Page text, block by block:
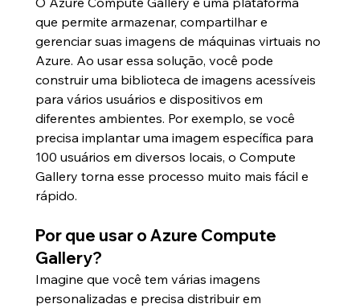
que permite armazenar, compartilhar e
gerenciar suas imagens de máquinas virtuais no
Azure. Ao usar essa solução, você pode
construir uma biblioteca de imagens acessíveis
para vários usuários e dispositivos em
diferentes ambientes. Por exemplo, se você
precisa implantar uma imagem específica para
100 usuários em diversos locais, o Compute
Gallery torna esse processo muito mais fácil e
rápido.
Por que usar o Azure Compute
Gallery?
Imagine que você tem várias imagens
personalizadas e precisa distribuir em